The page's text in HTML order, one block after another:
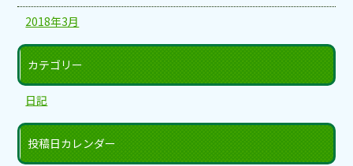
2018年3月
カテゴリー
日記
投稿日カレンダー